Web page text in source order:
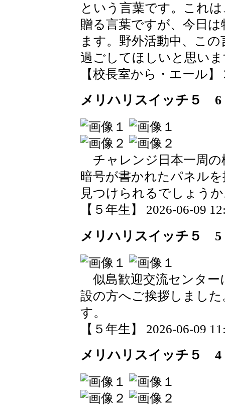
という言葉です。これ
贈る言葉ですが、今日
ます。野外活動中、こ
過ごしてほしいと思い
【校長室から・エール】
メリハリスイッチ５ 6
チャレンジ日本一周の
暗号が書かれたパネル
見つけられるでしょう
【５年生】 2026-06-09
メリハリスイッチ５ 5
似島歓迎交流センター
設の方へご挨拶しまし
す。
【５年生】 2026-06-09
メリハリスイッチ５ 4